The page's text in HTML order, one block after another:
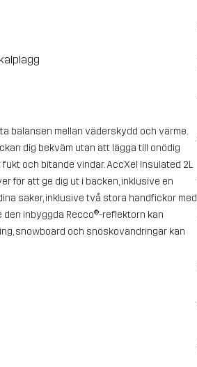
balansen mellan väderskydd och värme.
dig bekväm utan att lägga till onödig
och bitande vindar. AccXel Insulated 2L
för att ge dig ut i backen, inklusive en
saker, inklusive två stora handfickor med
inbyggda Recco®-reflektorn kan
snowboard och snöskovandringar kan